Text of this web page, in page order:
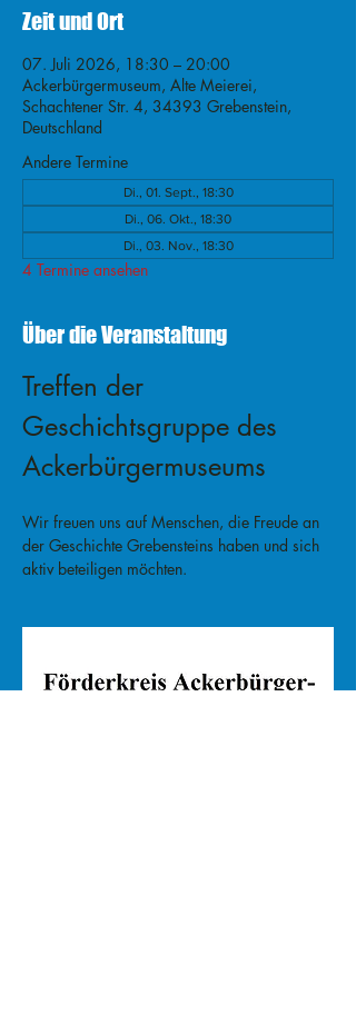
Zeit und Ort
07. Juli 2026, 18:30 – 20:00
Ackerbürgermuseum, Alte Meierei,
Schachtener Str. 4, 34393 Grebenstein,
Deutschland
Andere Termine
Di., 01. Sept., 18:30
Di., 06. Okt., 18:30
Di., 03. Nov., 18:30
4 Termine ansehen
Über die Veranstaltung
Treffen der
Geschichtsgruppe des
Ackerbürgermuseums
Wir freuen uns auf Menschen, die Freude an
der Geschichte Grebensteins haben und sich
aktiv beteiligen möchten.